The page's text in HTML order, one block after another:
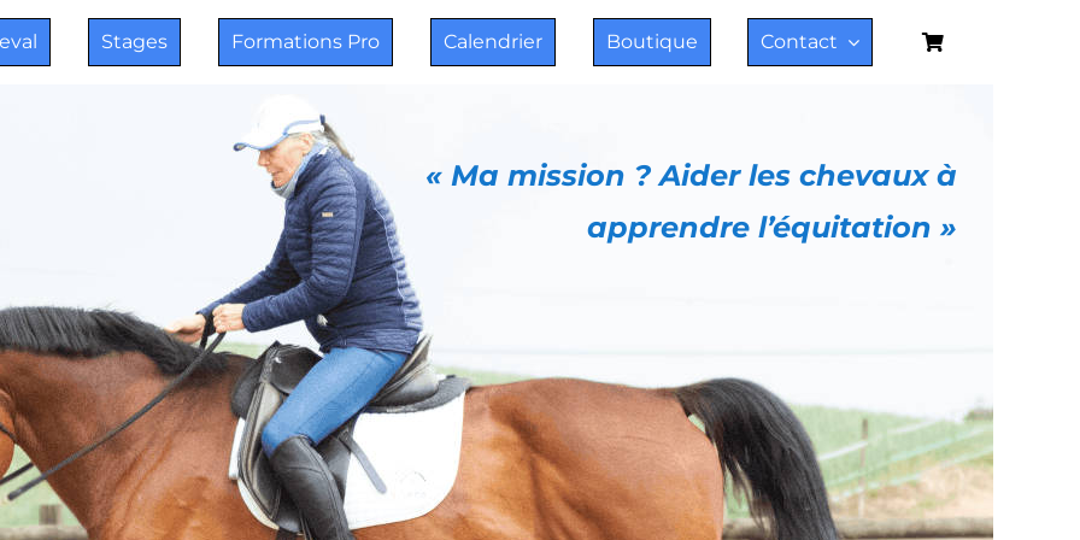
Stages Formations Pro Calendrier Boutique Contact
« Ma mission ? Aider les chevaux à
apprendre l’équitation »